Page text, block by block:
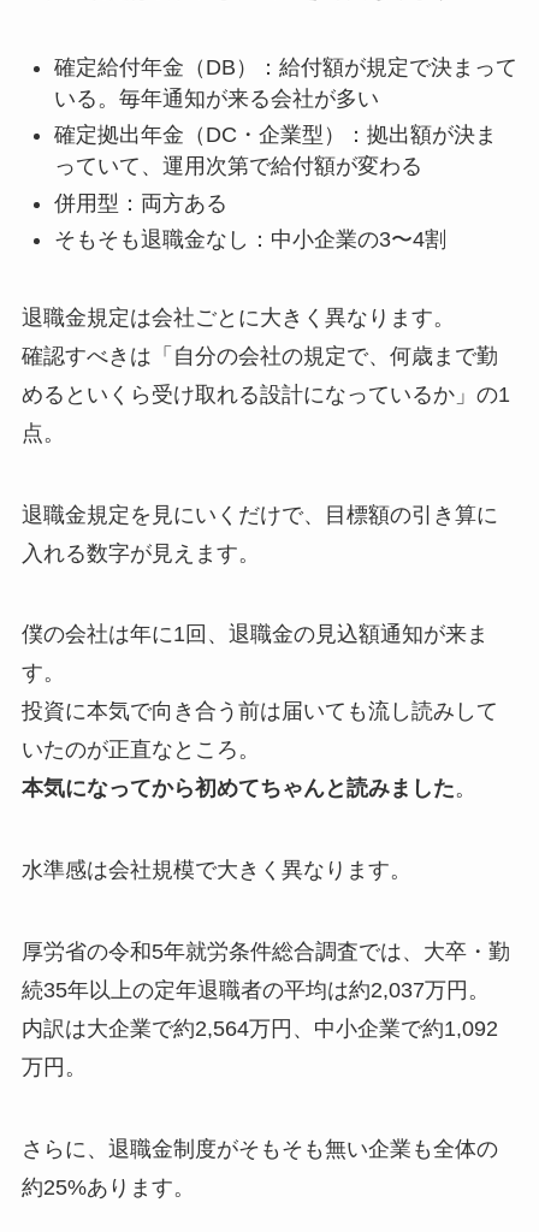
確定給付年金（DB）：給付額が規定で決まって
いる。毎年通知が来る会社が多い
確定拠出年金（DC・企業型）：拠出額が決ま
っていて、運用次第で給付額が変わる
併用型：両方ある
そもそも退職金なし：中小企業の3〜4割
退職金規定は会社ごとに大きく異なります。
確認すべきは「自分の会社の規定で、何歳まで勤
めるといくら受け取れる設計になっているか」の1
点。
退職金規定を見にいくだけで、目標額の引き算に
入れる数字が見えます。
僕の会社は年に1回、退職金の見込額通知が来ま
す。
投資に本気で向き合う前は届いても流し読みして
いたのが正直なところ。
本気になってから初めてちゃんと読みました。
水準感は会社規模で大きく異なります。
厚労省の令和5年就労条件総合調査では、大卒・勤
続35年以上の定年退職者の平均は約2,037万円。
内訳は大企業で約2,564万円、中小企業で約1,092
万円。
さらに、退職金制度がそもそも無い企業も全体の
約25%あります。